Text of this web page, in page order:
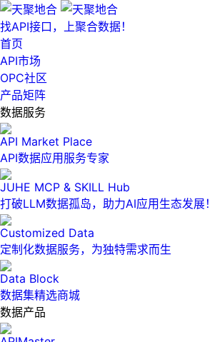
找API接口，上聚合数据！
首页
API市场
OPC社区
产品矩阵
数据服务
API Market Place
API数据应用服务专家
JUHE MCP & SKILL Hub
打破LLM数据孤岛，助力AI应用生态发展！
Customized Data
定制化数据服务，为独特需求而生
Data Block
数据集精选商城
数据产品